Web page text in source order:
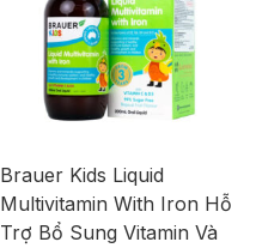
Brauer Kids Liquid
Multivitamin With Iron Hỗ
Trợ Bổ Sung Vitamin Và